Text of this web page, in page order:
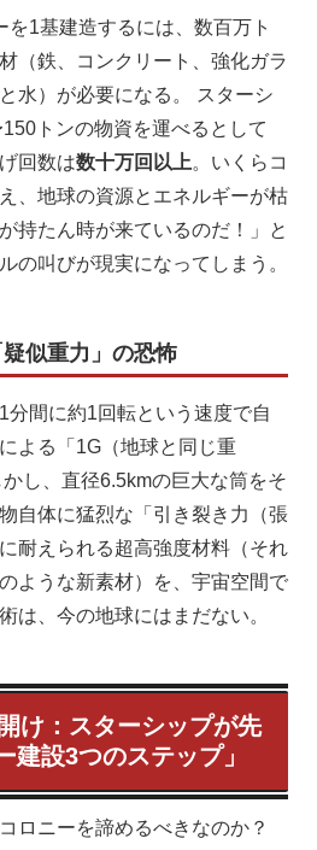
1基建造するには、数百万ト
（鉄、コンクリート、強化ガラ
水）が必要になる。 スターシ
トンの物資を運べるとして
回数は数十万回以上。いくらコ
、地球の資源とエネルギーが枯
持たん時が来ているのだ！」と
の叫びが現実になってしまう。
似重力」の恐怖
分間に約1回転という速度で自
よる「1G（地球と同じ重
し、直径6.5kmの巨大な筒をそ
自体に猛烈な「引き裂き力（張
耐えられる超高強度材料（それ
ような新素材）を、宇宙空間で
は、今の地球にはまだない。
け：スターシップが先
建設3つのステップ」
ロニーを諦めるべきなのか？